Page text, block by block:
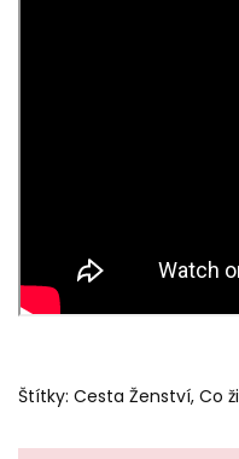
Štítky: Cesta Ženství, Co